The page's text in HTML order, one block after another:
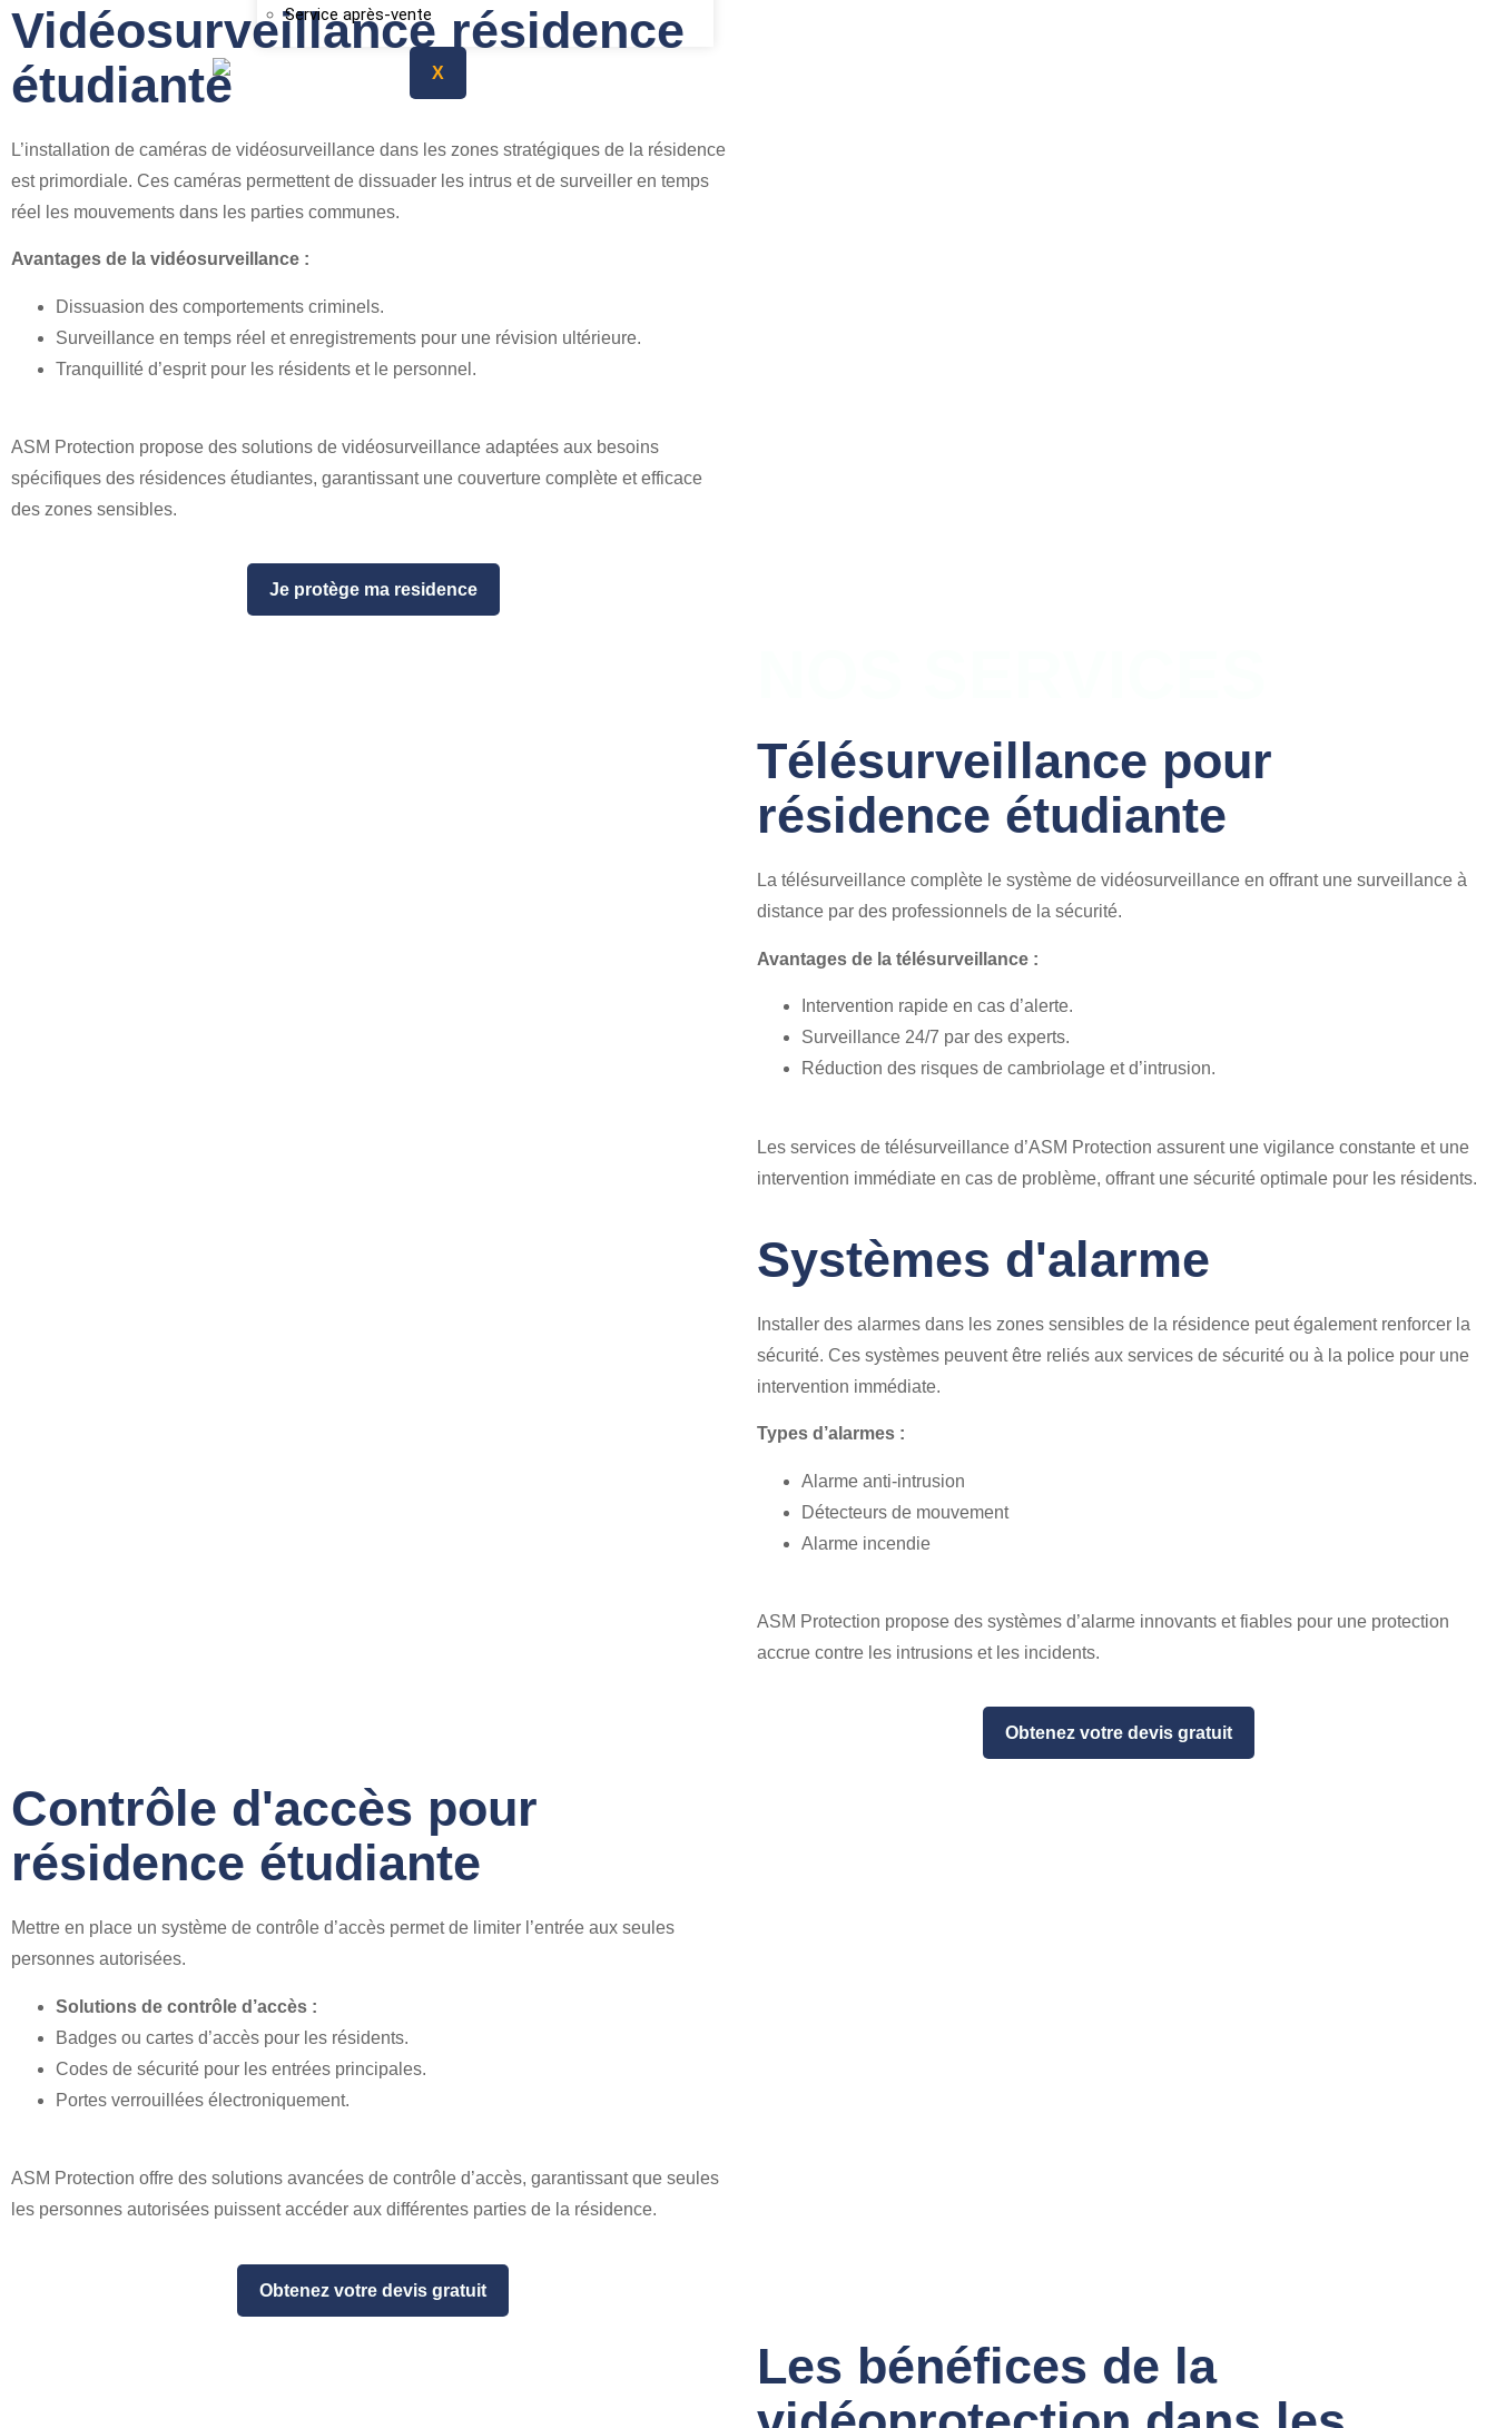
Service après-vente
X
Vidéosurveillance résidence
étudiante
L’installation de caméras de vidéosurveillance dans les zones stratégiques de la résidence
est primordiale. Ces caméras permettent de dissuader les intrus et de surveiller en temps
réel les mouvements dans les parties communes.
Avantages de la vidéosurveillance :
Dissuasion des comportements criminels.
Surveillance en temps réel et enregistrements pour une révision ultérieure.
Tranquillité d’esprit pour les résidents et le personnel.
ASM Protection propose des solutions de vidéosurveillance adaptées aux besoins
spécifiques des résidences étudiantes, garantissant une couverture complète et efficace
des zones sensibles.
Je protège ma residence
Télésurveillance pour
résidence étudiante
La télésurveillance complète le système de vidéosurveillance en offrant une surveillance à
distance par des professionnels de la sécurité.
Avantages de la télésurveillance :
Intervention rapide en cas d’alerte.
Surveillance 24/7 par des experts.
Réduction des risques de cambriolage et d’intrusion.
Les services de télésurveillance d’ASM Protection assurent une vigilance constante et une
intervention immédiate en cas de problème, offrant une sécurité optimale pour les résidents.
Systèmes d'alarme
Installer des alarmes dans les zones sensibles de la résidence peut également renforcer la
sécurité. Ces systèmes peuvent être reliés aux services de sécurité ou à la police pour une
intervention immédiate.
Types d’alarmes :
Alarme anti-intrusion
Détecteurs de mouvement
Alarme incendie
ASM Protection propose des systèmes d’alarme innovants et fiables pour une protection
accrue contre les intrusions et les incidents.
Obtenez votre devis gratuit
Contrôle d'accès pour
résidence étudiante
Mettre en place un système de contrôle d’accès permet de limiter l’entrée aux seules
personnes autorisées.
Solutions de contrôle d’accès :
Badges ou cartes d’accès pour les résidents.
Codes de sécurité pour les entrées principales.
Portes verrouillées électroniquement.
ASM Protection offre des solutions avancées de contrôle d’accès, garantissant que seules
les personnes autorisées puissent accéder aux différentes parties de la résidence.
Obtenez votre devis gratuit
Les bénéfices de la